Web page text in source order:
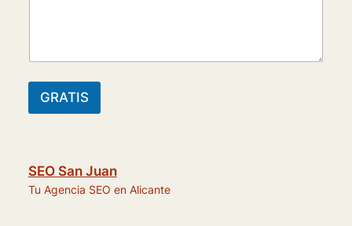
GRATIS
SEO San Juan
Tu Agencia SEO en Alicante